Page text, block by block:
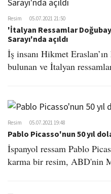
Resim 05.07.2021 21:50
'İtalyan Ressamlar
Sarayı'nda açıldı
İş insanı Hikmet
bulunan ve İtalyan
Resim 05.07.2021 19:48
Pablo Picasso'nun 50 yıl
İspanyol ressam Pablo
karma bir resim, ABD'nin